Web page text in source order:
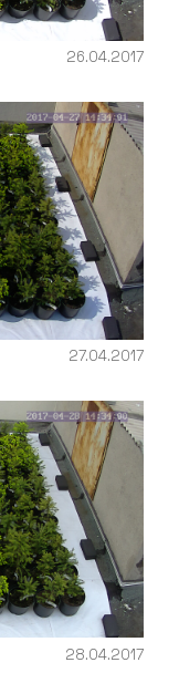
26.04.2017
27.04.2017
28.04.2017